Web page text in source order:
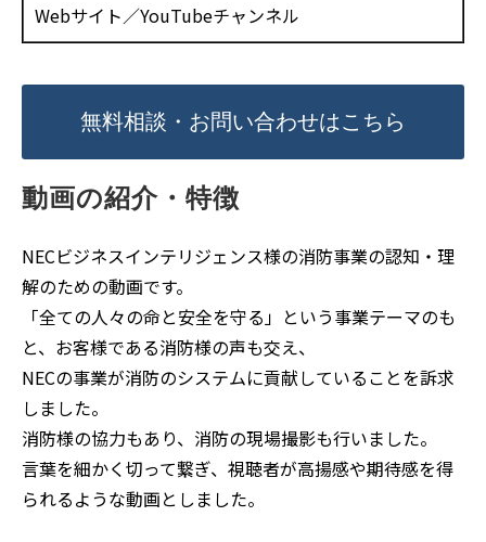
Webサイト／YouTubeチャンネル
無料相談・お問い合わせはこちら
動画の紹介・特徴
NECビジネスインテリジェンス様の消防事業の認知・理
解のための動画です。
「全ての人々の命と安全を守る」という事業テーマのも
と、お客様である消防様の声も交え、
NECの事業が消防のシステムに貢献していることを訴求
しました。
消防様の協力もあり、消防の現場撮影も行いました。
言葉を細かく切って繋ぎ、視聴者が高揚感や期待感を得
られるような動画としました。